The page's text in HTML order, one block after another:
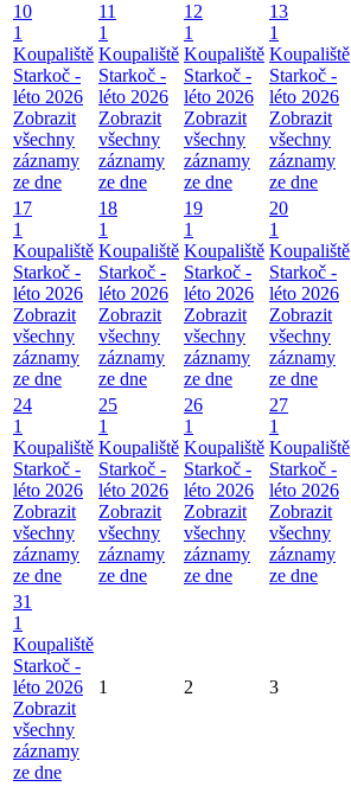
10
1
Koupaliště
Starkoč -
léto 2026
Zobrazit
všechny
záznamy
ze dne
11
1
Koupaliště
Starkoč -
léto 2026
Zobrazit
všechny
záznamy
ze dne
12
1
Koupaliště
Starkoč -
léto 2026
Zobrazit
všechny
záznamy
ze dne
13
1
Koupaliště
Starkoč -
léto 2026
Zobrazit
všechny
záznamy
ze dne
17
1
Koupaliště
Starkoč -
léto 2026
Zobrazit
všechny
záznamy
ze dne
18
1
Koupaliště
Starkoč -
léto 2026
Zobrazit
všechny
záznamy
ze dne
19
1
Koupaliště
Starkoč -
léto 2026
Zobrazit
všechny
záznamy
ze dne
20
1
Koupaliště
Starkoč -
léto 2026
Zobrazit
všechny
záznamy
ze dne
24
1
Koupaliště
Starkoč -
léto 2026
Zobrazit
všechny
záznamy
ze dne
25
1
Koupaliště
Starkoč -
léto 2026
Zobrazit
všechny
záznamy
ze dne
26
1
Koupaliště
Starkoč -
léto 2026
Zobrazit
všechny
záznamy
ze dne
27
1
Koupaliště
Starkoč -
léto 2026
Zobrazit
všechny
záznamy
ze dne
31
1
Koupaliště
Starkoč -
léto 2026
Zobrazit
všechny
záznamy
ze dne
1 2 3